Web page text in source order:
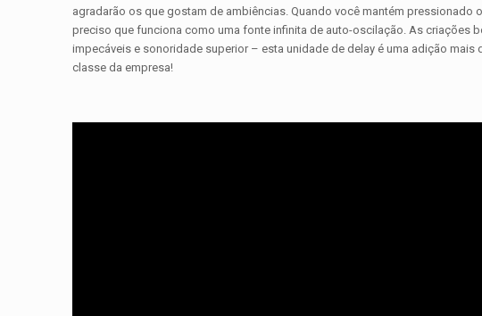
agradarão os que gostam de ambiências. Quando você mantém
preciso que funciona como uma fonte infinita de auto-oscilação. As criações
impecáveis e sonoridade superior – esta unidade de delay é uma adição
classe da empresa!